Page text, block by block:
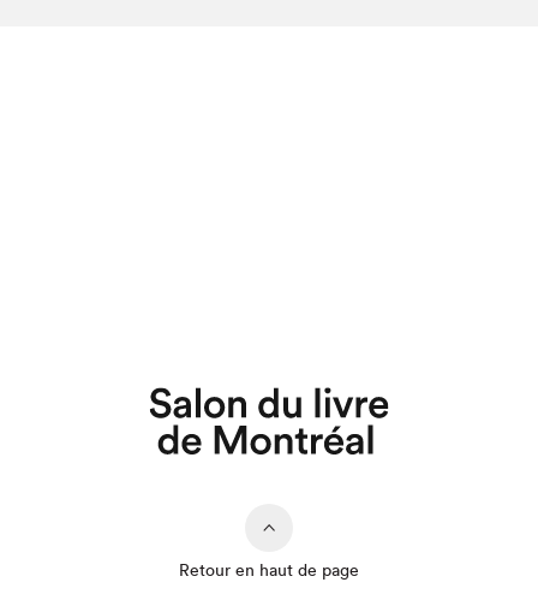
Retour en haut de page